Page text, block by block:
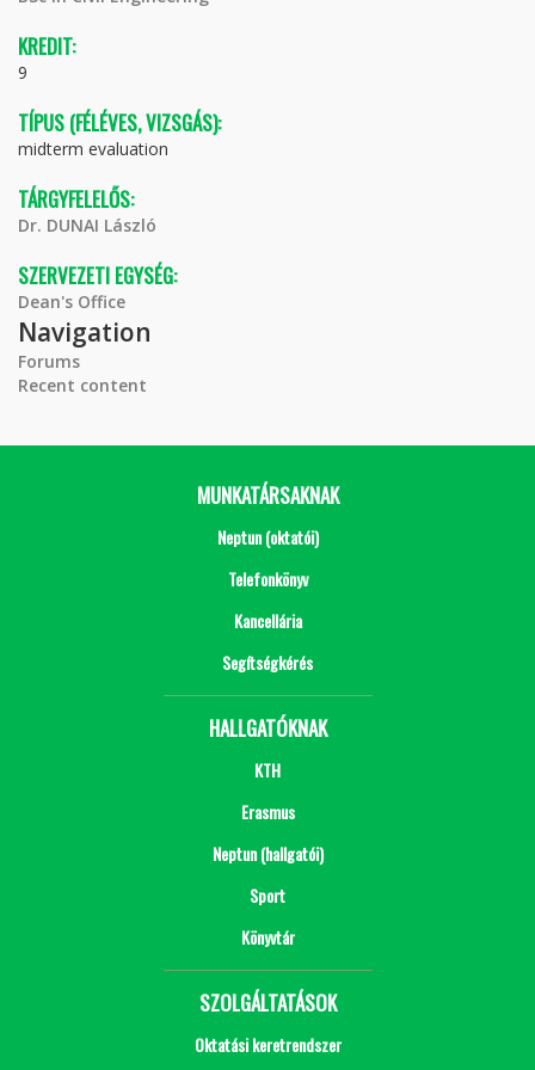
KREDIT:
9
TÍPUS (FÉLÉVES, VIZSGÁS):
midterm evaluation
TÁRGYFELELŐS:
Dr. DUNAI László
SZERVEZETI EGYSÉG:
Dean's Office
Navigation
Forums
Recent content
MUNKATÁRSAKNAK
Neptun (oktatói)
Telefonkönyv
Kancellária
Segítségkérés
HALLGATÓKNAK
KTH
Erasmus
Neptun (hallgatói)
Sport
Könyvtár
SZOLGÁLTATÁSOK
Oktatási keretrendszer